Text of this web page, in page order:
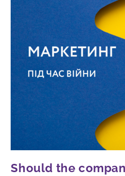
Should the